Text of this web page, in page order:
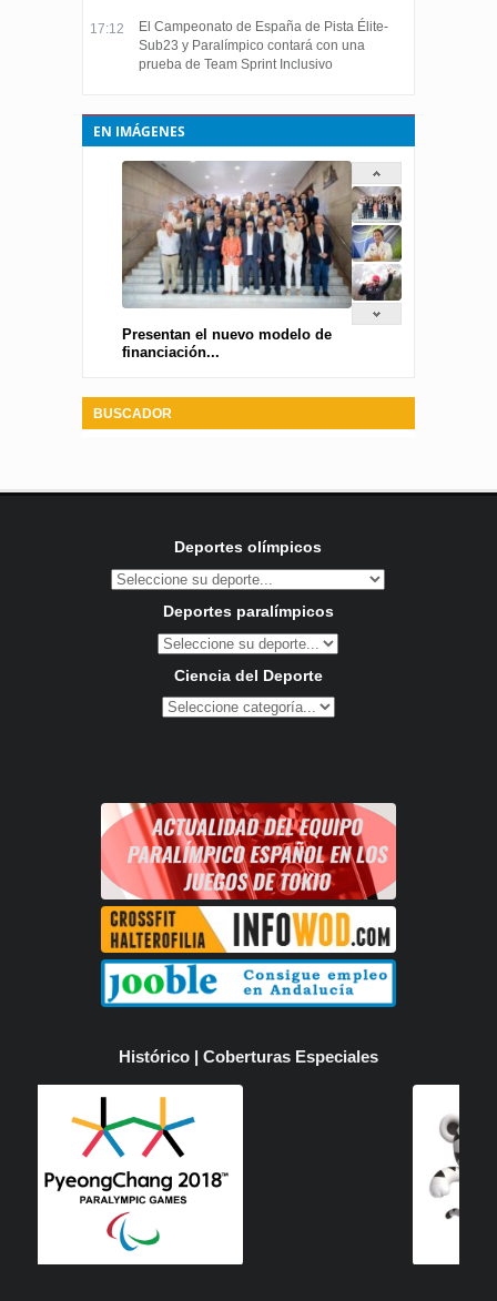
17:12
El Campeonato de España de Pista Élite-
Sub23 y Paralímpico contará con una
prueba de Team Sprint Inclusivo
EN IMÁGENES
Presentan el nuevo modelo de
financiación...
BUSCADOR
Deportes olímpicos
Deportes paralímpicos
Ciencia del Deporte
Histórico | Coberturas Especiales